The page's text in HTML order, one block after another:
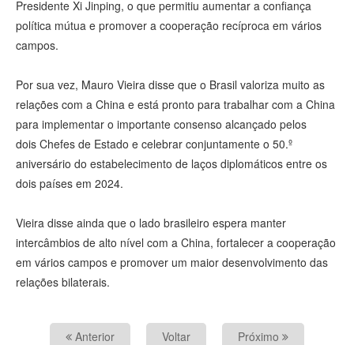
Presidente Xi Jinping, o que permitiu aumentar a confiança
política mútua e promover a cooperação recíproca em vários
campos.
Por sua vez, Mauro Vieira disse que o Brasil valoriza muito as
relações com a China e está pronto para trabalhar com a China
para implementar o importante consenso alcançado pelos
dois Chefes de Estado e celebrar conjuntamente o 50.º
aniversário do estabelecimento de laços diplomáticos entre os
dois países em 2024.
Vieira disse ainda que o lado brasileiro espera manter
intercâmbios de alto nível com a China, fortalecer a cooperação
em vários campos e promover um maior desenvolvimento das
relações bilaterais.
Anterior Voltar Próximo